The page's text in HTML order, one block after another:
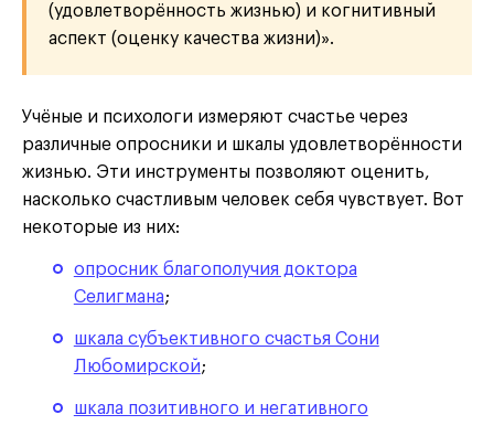
(удовлетворённость жизнью) и когнитивный
аспект (оценку качества жизни)».
Учёные и психологи измеряют счастье через
различные опросники и шкалы удовлетворённости
жизнью. Эти инструменты позволяют оценить,
насколько счастливым человек себя чувствует. Вот
некоторые из них:
опросник благополучия доктора
Селигмана;
шкала субъективного счастья Сони
Любомирской;
шкала позитивного и негативного